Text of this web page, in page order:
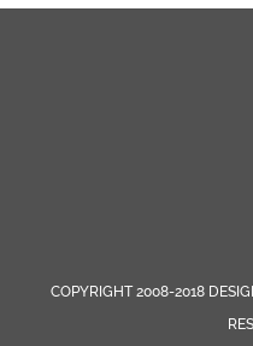
COPYRIGHT 2008-2018